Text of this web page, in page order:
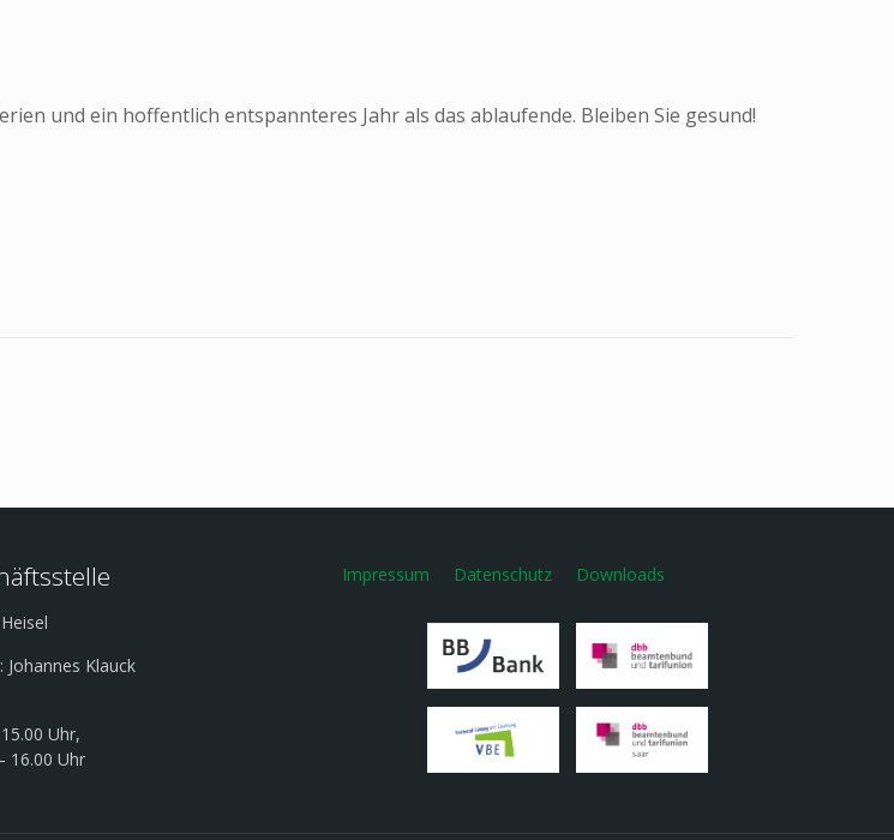
und ein hoffentlich entspannteres Jahr als das ablaufende. Bleiben Sie gesund!
Klauck
Uhr,
16.00 Uhr
Impressum Datenschutz Downloads